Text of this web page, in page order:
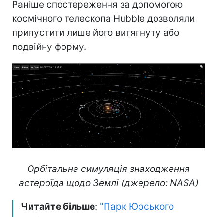
Раніше спостереження за допомогою
космічного телескопа Hubble дозволяли
припустити лише його витягнуту або
подвійну форму.
Орбітальна симуляція знаходження
астероїда щодо Землі (джерело: NASA)
Читайте більше: "Парк Юрського